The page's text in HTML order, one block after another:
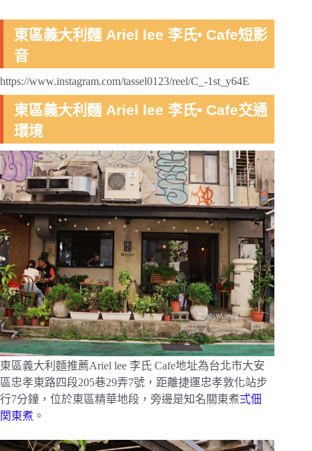
東區義大利麵 Ariel lee 李氏• Cafe短影
音
https://www.instagram.com/tassel0123/reel/C_-1st_y64E
東區義大利麵 Ariel lee 李氏• Cafe交通
環境
東區義大利麵推薦Ariel lee 李氏 Cafe地址為台北市大安
區忠孝東路四段205巷29弄7號，距離捷運忠孝敦化站步
行7分鐘，位於東區精華地段，旁邊是知名關東煮弍佃
関東煮 。